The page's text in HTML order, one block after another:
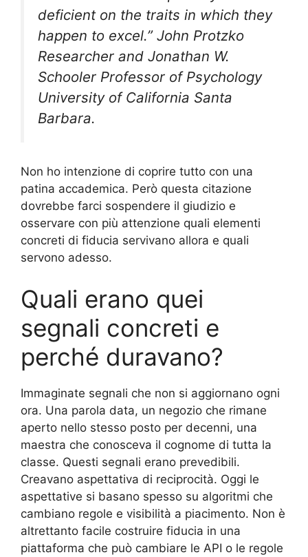
deficient on the traits in which they
happen to excel.” John Protzko
Researcher and Jonathan W.
Schooler Professor of Psychology
University of California Santa
Barbara.
Non ho intenzione di coprire tutto con una
patina accademica. Però questa citazione
dovrebbe farci sospendere il giudizio e
osservare con più attenzione quali elementi
concreti di fiducia servivano allora e quali
servono adesso.
Quali erano quei
segnali concreti e
perché duravano?
Immaginate segnali che non si aggiornano ogni
ora. Una parola data, un negozio che rimane
aperto nello stesso posto per decenni, una
maestra che conosceva il cognome di tutta la
classe. Questi segnali erano prevedibili.
Creavano aspettativa di reciprocità. Oggi le
aspettative si basano spesso su algoritmi che
cambiano regole e visibilità a piacimento. Non è
altrettanto facile costruire fiducia in una
piattaforma che può cambiare le API o le regole